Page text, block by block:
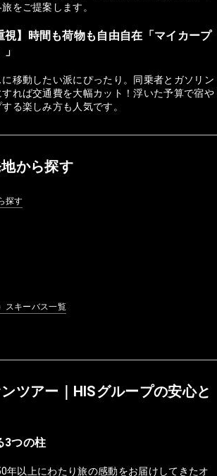
をご提案します。
】時間も荷物も自由自在「マイカープ
移動したい派にぴったり。同乗者とガソリン
れば交通費を大幅カット！浮いた予算で宿や
る楽しみ方も人気です。
から探す
探す
スキーバス一覧
ンツアー｜HISグループの安心と
3つの柱
年以上にわたり旅の感動をお届けしてきたオ